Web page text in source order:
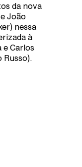
da nova
João
nessa
à
e Carlos